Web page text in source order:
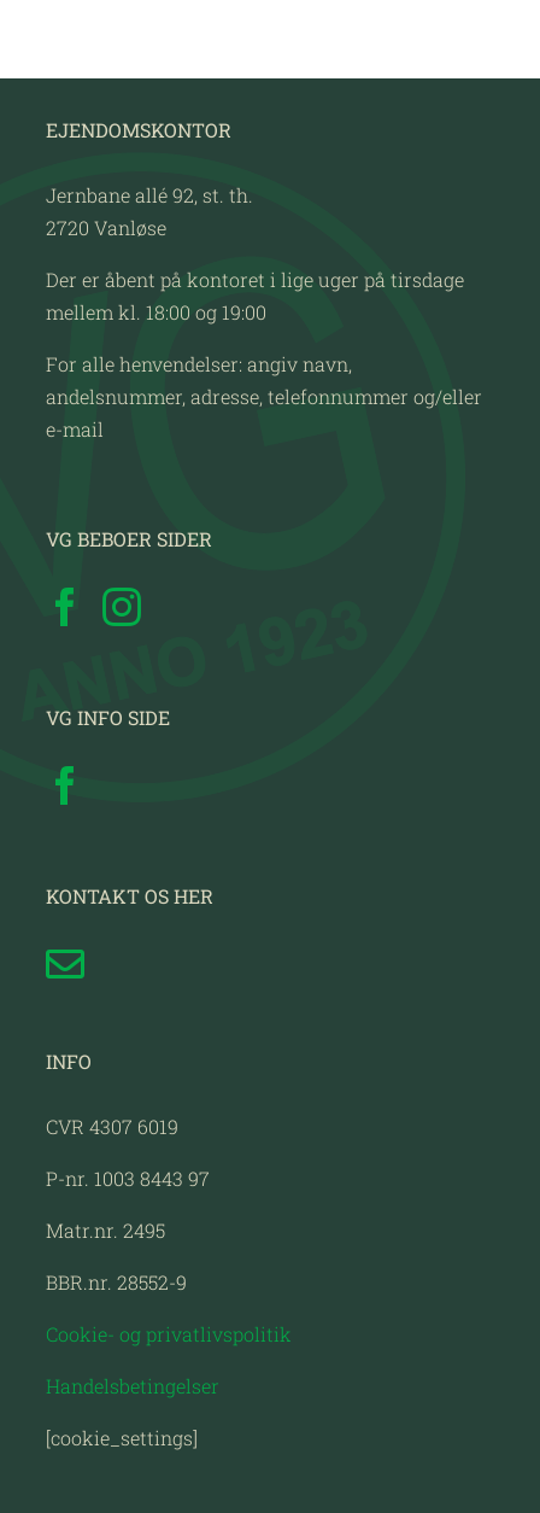
EJENDOMSKONTOR
Jernbane allé 92, st. th.
2720 Vanløse
Der er åbent på kontoret i lige uger på tirsdage
mellem kl. 18:00 og 19:00
For alle henvendelser: angiv navn,
andelsnummer, adresse, telefonnummer og/eller
e-mail
VG BEBOER SIDER
VG INFO SIDE
KONTAKT OS HER
INFO
CVR 4307 6019
P-nr. 1003 8443 97
Matr.nr. 2495
BBR.nr. 28552-9
Cookie- og privatlivspolitik
Handelsbetingelser
[cookie_settings]